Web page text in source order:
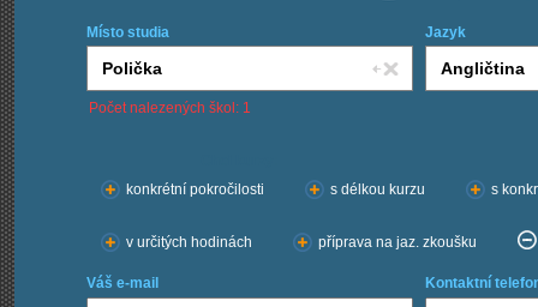
Místo studia Jazyk
Počet nalezených škol: 1
konkrétní pokročilosti
s délkou kurzu s
v určitých hodinách příprava na jaz. zkoušku
Váš e-mail Kontaktní